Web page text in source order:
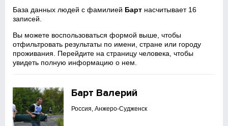
База данных людей с фамилией Барт насчитывает 16
записей.
Вы можете воспользоваться формой выше, чтобы
отфильтровать результаты по имени, стране или городу
проживания. Перейдите на страницу человека, чтобы
увидеть полную информацию о нем.
Барт Валерий
Россия, Анжеро-Судженск